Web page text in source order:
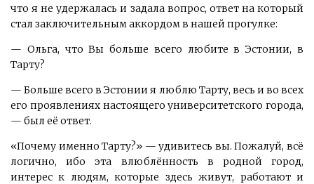
что я не удержалась и задала вопрос, ответ на который
стал заключительным аккордом в нашей прогулке:
— Ольга, что Вы больше всего любите в Эстонии, в
Тарту?
— Больше всего в Эстонии я люблю Тарту, весь и во всех
его проявлениях настоящего университетского города,
— был её ответ.
«Почему именно Тарту?» — удивитесь вы. Пожалуй, всё
логично, ибо эта влюблённость в родной город,
интерес к людям, которые здесь живут, работают и